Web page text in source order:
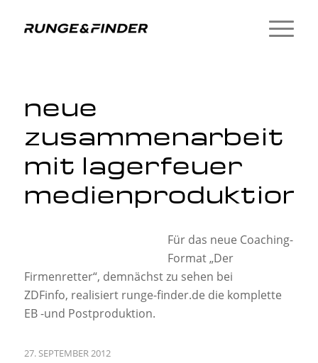
neue
zusammenarbeit
mit lagerfeuer
medienproduktion!
Für das neue Coaching-
Format „Der
Firmenretter“, demnächst zu sehen bei
ZDFinfo, realisiert runge-finder.de die komplette
EB -und Postproduktion.
27. SEPTEMBER 2012